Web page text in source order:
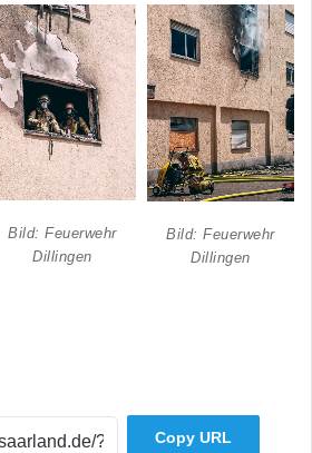
Bild: Feuerwehr
Dillingen
Bild: Feuerwehr
Dillingen
Copy URL